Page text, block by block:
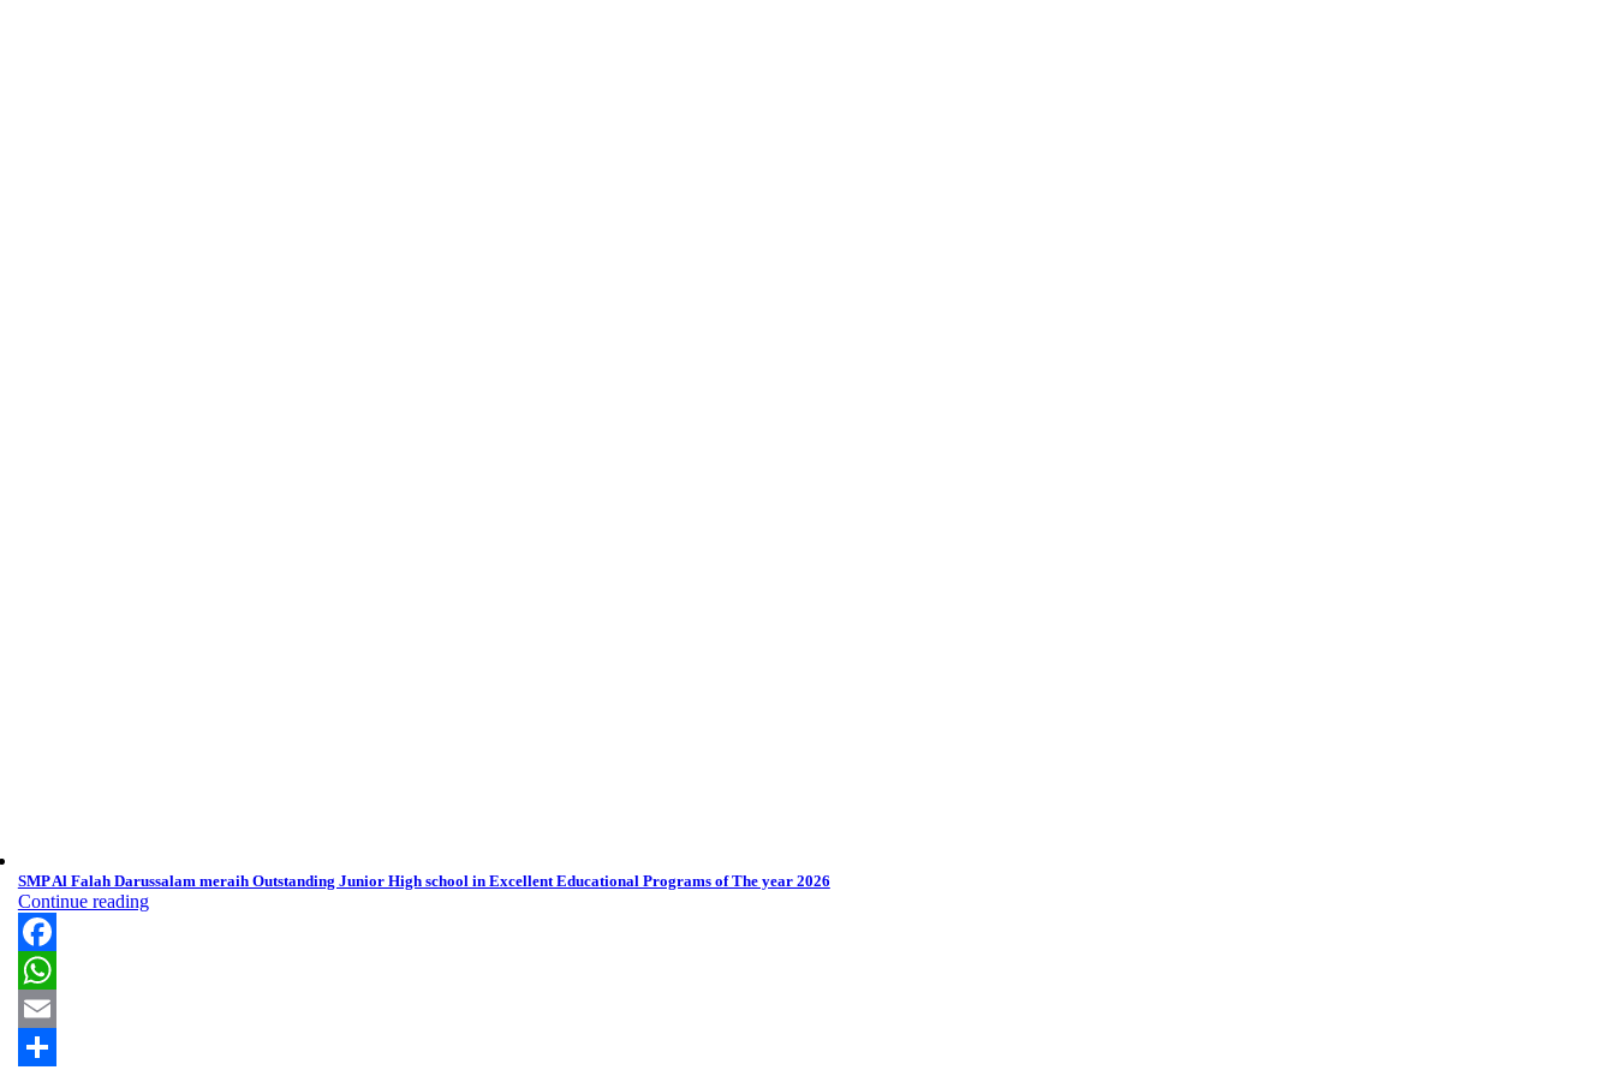
SMP Al Falah Darussalam meraih Outstanding Junior High school in Excellent Educational Programs of The year 2026
Continue reading
Facebook
WhatsApp
Email